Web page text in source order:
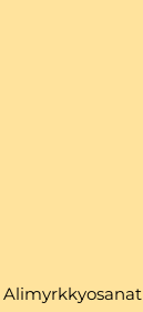
Alimyrkkyosanat